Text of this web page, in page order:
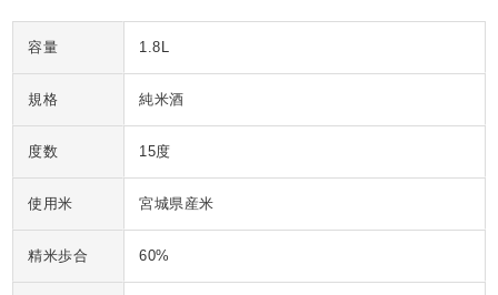
容量 1.8L
規格 純米酒
度数 15度
使用米 宮城県産米
精米歩合 60%